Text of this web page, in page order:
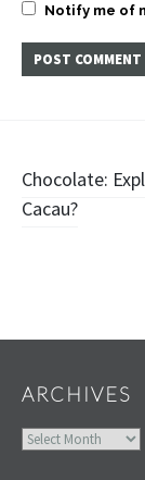
Notify me of
Post
Chocolate:
Cacau?
ARCHIVES
Archives